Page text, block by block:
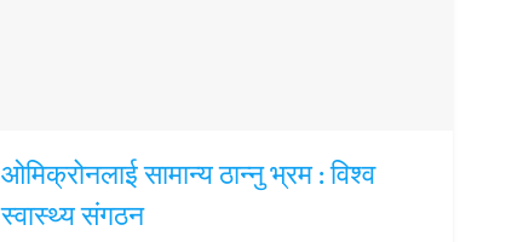
ओमिक्रोनलाई सामान्य ठान्नु भ्रम : विश्व
स्वास्थ्य संगठन